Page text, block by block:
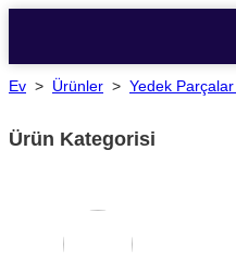
Ev > Ürünler > Yedek
Ürün Kategorisi